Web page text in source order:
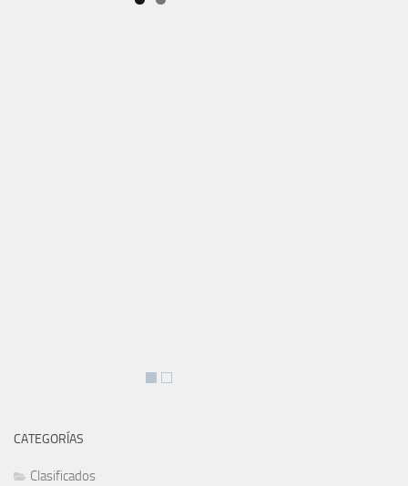
CATEGORÍAS
Clasificados